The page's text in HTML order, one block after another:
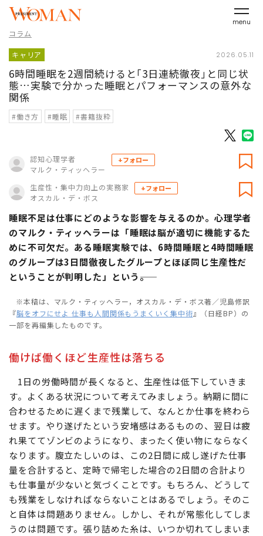
menu
コラム
キャリア 2026.05.11
6時間睡眠を2週間続けると｢3日連続徹夜｣と同じ状
態…実験で分かった睡眠とパフォーマンスの意外な
関係
#働き方 #睡眠 #書籍抜粋
認知心理学者
マルク・ティッヘラー
+フォロー
生産性・集中力向上の実務家
オスカル・デ・ボス
+フォロー
睡眠不足は仕事にどのような影響を与えるのか。心理学者
のマルク・ティッヘラーは「睡眠は脳が適切に機能するた
めに不可欠だ。ある睡眠実験では、6時間睡眠と4時間睡眠
のグループは3日間徹夜したグループとほぼ同じ生産性だ
ということが判明した」という――。
※本稿は、マルク・ティッヘラー，オスカル・デ・ボス著／児島修訳
『脳をオフにせよ 仕事も人間関係もうまくいく集中術』（日経BP）の
一部を再編集したものです。
働けば働くほど生産性は落ちる
1日の労働時間が長くなると、生産性は低下していきま
す。よくある状況について考えてみましょう。納期に間に
合わせるために遅くまで残業して、なんとか仕事を終わら
せます。やり遂げたという安堵感はあるものの、翌日は疲
れ果ててゾンビのようになり、まったく使い物にならなく
なります。腹立たしいのは、この2日間に成し遂げた仕事
量を合計すると、定時で帰宅した場合の2日間の合計より
も仕事量が少ないと気づくことです。もちろん、どうして
も残業をしなければならないことはあるでしょう。そのこ
と自体は問題ありません。しかし、それが常態化してしま
うのは問題です。張り詰めた糸は、いつか切れてしまいま